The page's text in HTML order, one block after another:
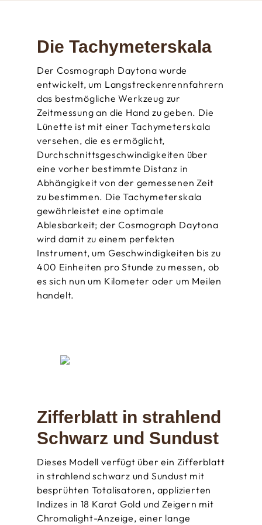
Die Tachy­meter­­skala
Der Cosmograph Daytona wurde
entwickelt, um Langstrecken­rennfahrern
das bestmögliche Werkzeug zur
Zeitmessung an die Hand zu geben. Die
Lünette ist mit einer Tachymeter­­skala
versehen, die es ermöglicht,
Durchschnitts­geschwindigkeiten über
eine vorher bestimmte Distanz in
Abhängigkeit von der gemessenen Zeit
zu bestimmen. Die Tachymeterskala
gewährleistet eine optimale
Ablesbarkeit; der Cosmograph Daytona
wird damit zu einem perfekten
Instrument, um Geschwindigkeiten bis zu
400 Einheiten pro Stunde zu messen, ob
es sich nun um Kilometer oder um Meilen
handelt.
Zifferblatt in strahlend
Schwarz und Sundust
Dieses Modell verfügt über ein Zifferblatt
in strahlend schwarz und Sundust mit
besprühten Totalisatoren, applizierten
Indizes in 18 Karat Gold und Zeigern mit
Chromalight-Anzeige, einer lange